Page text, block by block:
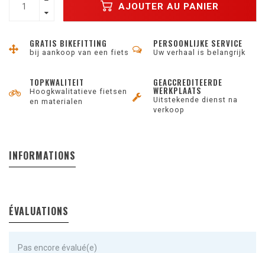
AJOUTER AU PANIER
GRATIS BIKEFITTING
bij aankoop van een fiets
PERSOONLIJKE SERVICE
Uw verhaal is belangrijk
TOPKWALITEIT
Hoogkwalitatieve fietsen
en materialen
GEACCREDITEERDE
WERKPLAATS
Uitstekende dienst na
verkoop
INFORMATIONS
ÉVALUATIONS
Pas encore évalué(e)